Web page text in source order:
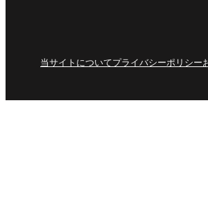
当サイトについてプライバシーポリシー